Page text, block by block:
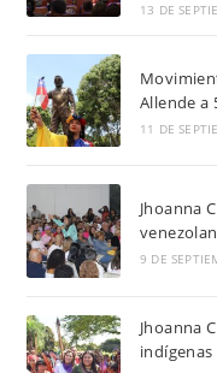
13 DE
Allende a
11 DE
Jhoanna
9 DE
Jhoanna